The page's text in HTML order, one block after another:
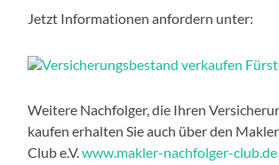
Jetzt Informationen anfordern unter:
Weitere Nachfolger, die Ihren
kaufen erhalten Sie auch über den
Club e.V.www.makler-nachfolger-club.de